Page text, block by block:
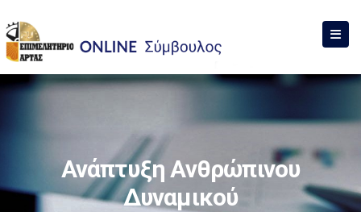
Ανάπτυξη Ανθρώπινου
Δυναμικού